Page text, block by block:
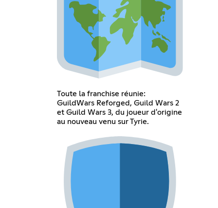
Toute la franchise réunie:
GuildWars Reforged, Guild Wars 2
et Guild Wars 3, du joueur d'origine
au nouveau venu sur Tyrie.